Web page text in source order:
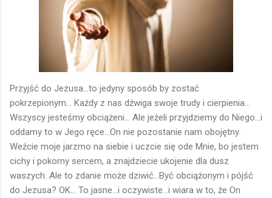
Przyjść do Jezusa...to jedyny sposób by zostać
pokrzepionym... Każdy z nas dźwiga swoje trudy i cierpienia...
Wszyscy jesteśmy obciążeni... Ale jeżeli przyjdziemy do Niego...i
oddamy to w Jego ręce...On nie pozostanie nam obojętny.
Weźcie moje jarzmo na siebie i uczcie się ode Mnie, bo jestem
cichy i pokorny sercem, a znajdziecie ukojenie dla dusz
waszych. Ale to zdanie może dziwić...Być obciążonym i pójść
do Jezusa? OK... To jasne...i oczywiste...i wiara w to, że On